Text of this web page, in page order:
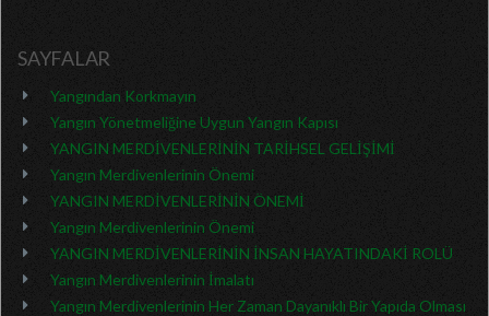
SAYFALAR
Yangından Korkmayın
Yangın Yönetmeliğine Uygun Yangın Kapısı
YANGIN MERDİVENLERİNİN TARİHSEL GELİŞİMİ
Yangın Merdivenlerinin Önemi
YANGIN MERDİVENLERİNİN ÖNEMİ
Yangın Merdivenlerinin Önemi
YANGIN MERDİVENLERİNİN İNSAN HAYATINDAKİ ROLÜ
Yangın Merdivenlerinin İmalatı
Yangın Merdivenlerinin Her Zaman Dayanıklı Bir Yapıda Olması